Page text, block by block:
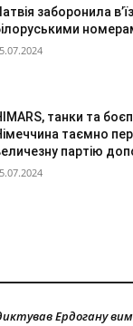
заборонила
танки та
таємно
партію
Ердогану